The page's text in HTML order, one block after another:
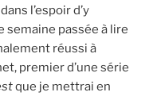
l’espoir d’y
semaine passée à lire
réussi à
premier d’une série
que je mettrai en